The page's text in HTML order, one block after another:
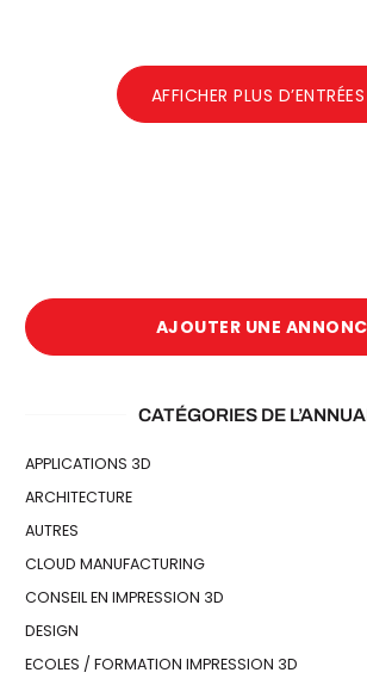
AFFICHER PLUS D’ENTRÉES
AJOUTER UNE
CATÉGORIES DE
APPLICATIONS 3D
ARCHITECTURE
AUTRES
CLOUD MANUFACTURING
CONSEIL EN IMPRESSION 3D
DESIGN
ECOLES / FORMATION IMPRESSION 3D